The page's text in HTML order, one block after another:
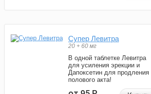
Супер Левитра
20 + 60 мг
В одной таблетке Левитра
для усиления эрекции и
Дапоксетин для продления
полового акта!